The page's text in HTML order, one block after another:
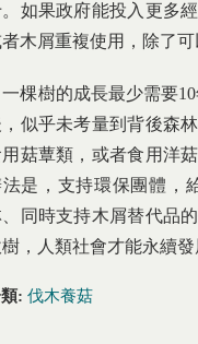
如果政府能投入更多
木屑重複使用，除了
棵樹的成長最少需要
似乎未考量到背後森
菇蕈類，或者食用洋
是，支持環保團體，
同時支持木屑替代品
，人類社會才能永續發
: 伐木養菇